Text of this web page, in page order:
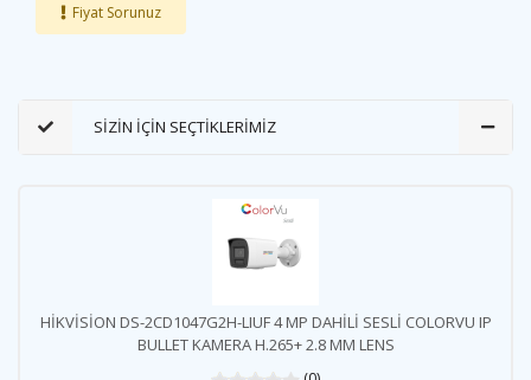
Fiyat Sorunuz
SİZİN İÇİN SEÇTİKLERİMİZ
HİKVİSİON DS-2CD1047G2H-LIUF 4 MP DAHİLİ SESLİ COLORVU IP
BULLET KAMERA H.265+ 2.8 MM LENS